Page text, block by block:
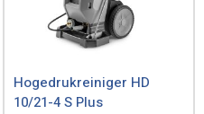
Hogedrukreiniger HD
10/21-4 S Plus